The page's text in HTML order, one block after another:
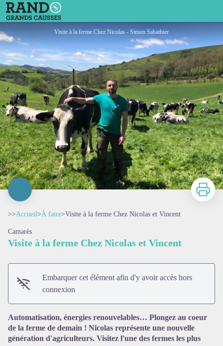
Visite à la ferme Chez Nicolas et Vincent
Visite à la ferme Chez Nicolas - Simon Sabathier
Voir l'image en plein écran
Imprimer
>>Accueil>À faire>Visite à la ferme Chez Nicolas et Vincent
Camarès
Visite à la ferme Chez Nicolas et Vincent
Embarquer cet élément afin d'y avoir accès hors
connexion
Automatisation, énergies renouvelables… Plongez au coeur
de la ferme de demain ! Nicolas représente une nouvelle
génération d'agriculteurs. Visitez l'une des fermes les plus